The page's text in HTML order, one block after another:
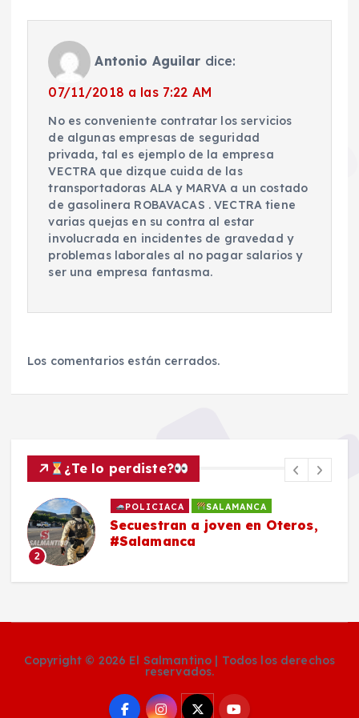
Antonio Aguilar dice:
07/11/2018 a las 7:22 AM
No es conveniente contratar los servicios
de algunas empresas de seguridad
privada, tal es ejemplo de la empresa
VECTRA que dizque cuida de las
transportadoras ALA y MARVA a un costado
de gasolinera ROBAVACAS . VECTRA tiene
varias quejas en su contra al estar
involucrada en incidentes de gravedad y
problemas laborales al no pagar salarios y
ser una empresa fantasma.
Los comentarios están cerrados.
¿Te lo perdiste?
2
POLICIACA SALAMANCA
Secuestran a joven en Oteros,
#Salamanca
Copyright © 2026 El Salmantino | Todos los derechos
reservados.